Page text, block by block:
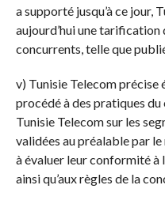
a supporté jusqu’à ce jour,
aujourd’hui une tarification
concurrents, telle que
v) Tunisie Telecom précise
procédé à des pratiques
Tunisie Telecom sur les
validées au préalable par
à évaluer leur conformité à
ainsi qu’aux règles de la